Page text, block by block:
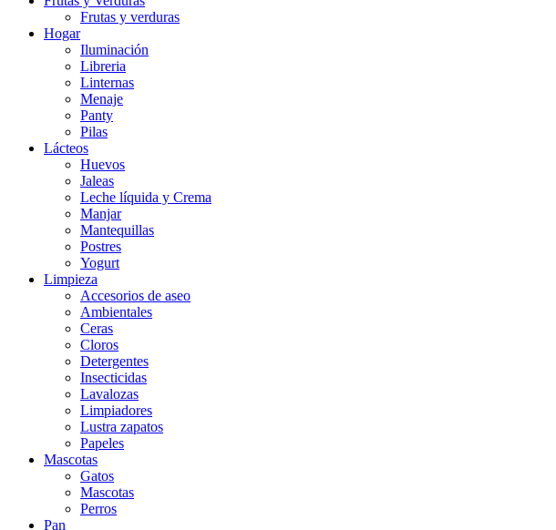
Frutas y verduras
Hogar
Iluminación
Libreria
Linternas
Menaje
Panty
Pilas
Lácteos
Huevos
Jaleas
Leche líquida y Crema
Manjar
Mantequillas
Postres
Yogurt
Limpieza
Accesorios de aseo
Ambientales
Ceras
Cloros
Detergentes
Insecticidas
Lavalozas
Limpiadores
Lustra zapatos
Papeles
Mascotas
Gatos
Mascotas
Perros
Pan